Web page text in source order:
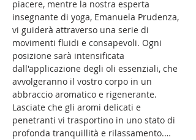
piacere, mentre la nostra esperta
insegnante di yoga, Emanuela Prudenza,
vi guiderà attraverso una serie di
movimenti fluidi e consapevoli. Ogni
posizione sarà intensificata
dall'applicazione degli oli essenziali, che
avvolgeranno il vostro corpo in un
abbraccio aromatico e rigenerante.
Lasciate che gli aromi delicati e
penetranti vi trasportino in uno stato di
profonda tranquillità e rilassamento.…